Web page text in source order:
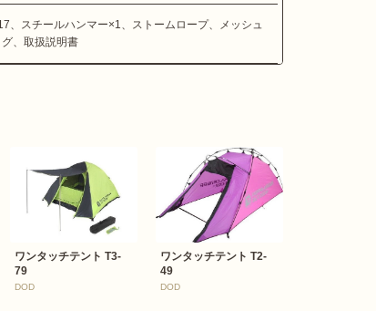
、スチールハンマー×1、ストームロープ、メッシュ
、取扱説明書
ワンタッチテント T3-
79
DOD
ワンタッチテント T2-
49
DOD